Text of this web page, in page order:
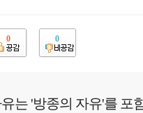
0 0
는 '방종의 자유'를 포